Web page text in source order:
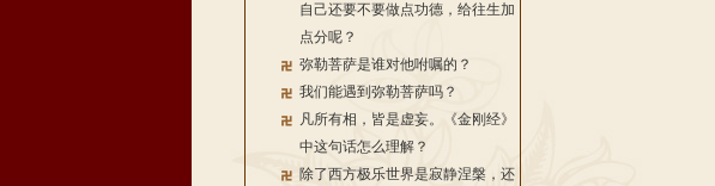
自己还要不要做点功德，给往生加
点分呢？
弥勒菩萨是谁对他咐嘱的？
我们能遇到弥勒菩萨吗？
凡所有相，皆是虚妄。《金刚经》
中这句话怎么理解？
除了西方极乐世界是寂静涅槃，还